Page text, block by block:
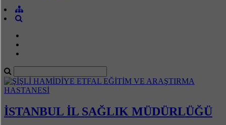
İSTANBUL İL SAĞLIK MÜDÜRLÜĞÜ